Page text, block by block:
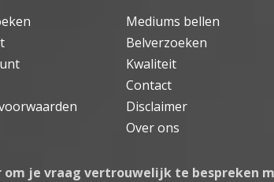
Mediums bellen
Belverzoeken
Kwaliteit
Contact
Disclaimer
Over ons
om je vraag vertrouwelijk te bespreken